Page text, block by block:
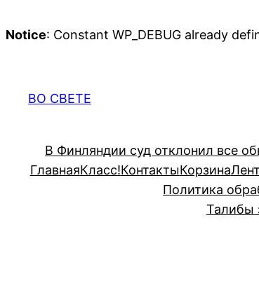
Notice: Constant WP_DEBUG already
содержимому
ВО СВЕТЕ
В Финляндии суд отклонил все
ГлавнаяКласс!КонтактыКорзина
Политика
Талибы